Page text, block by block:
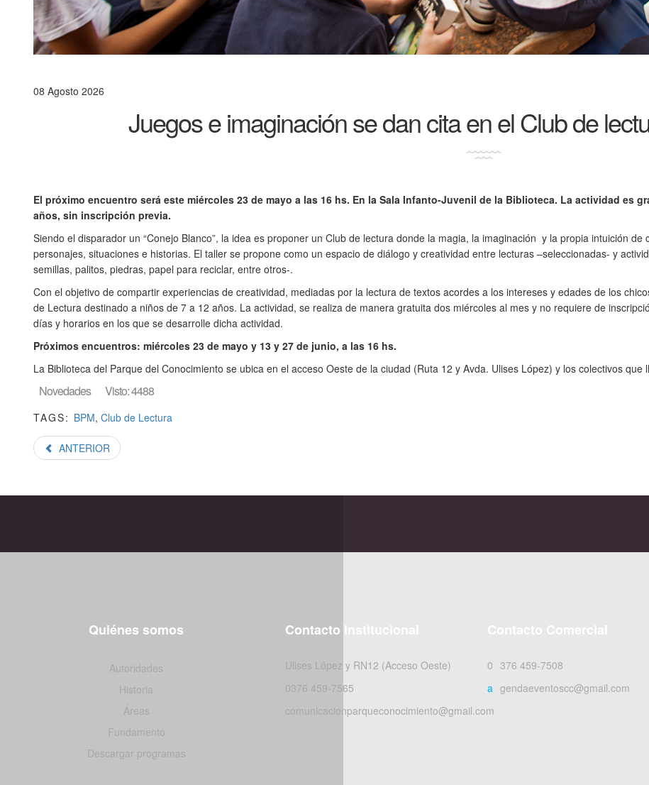
08 Agosto 2026
Juegos e imaginación se dan cita en el Club de
El próximo encuentro será este miércoles 23 de mayo a las 16 hs. En la Sala Infanto-Juvenil de la Biblioteca. La actividad es
años, sin inscripción previa.
Siendo el disparador un “Conejo Blanco”, la idea es proponer un Club de lectura donde la magia, la imaginación y la propia intuición
personajes, situaciones e historias. El taller se propone como un espacio de diálogo y creatividad entre lecturas –seleccionadas- y
semillas, palitos, piedras, papel para reciclar, entre otros-.
Con el objetivo de compartir experiencias de creatividad, mediadas por la lectura de textos acordes a los intereses y edades de los
de Lectura destinado a niños de 7 a 12 años. La actividad, se realiza de manera gratuita dos miércoles al mes y no requiere de
días y horarios en los que se desarrolle dicha actividad.
Próximos encuentros: miércoles 23 de mayo y 13 y 27 de junio, a las 16 hs.
La Biblioteca del Parque del Conocimiento se ubica en el acceso Oeste de la ciudad (Ruta 12 y Avda. Ulises López) y los colectivos
Novedades Visto: 4488
TAGS: BPM, Club de Lectura
ANTERIOR
Quiénes somos
Autoridades
Historia
Áreas
Fundamento
Descargar programas
Contacto Institucional
Ulises López y RN12 (Acceso Oeste)
0376 459-7565
comunicacionparqueconocimiento@gmail.com
0376 459-7508
agendaeventoscc@gmail.com